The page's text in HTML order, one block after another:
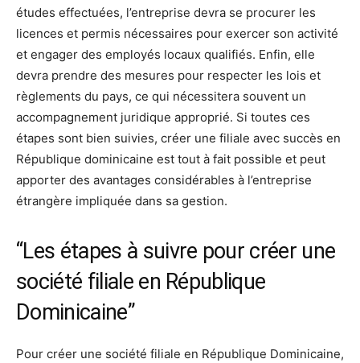
études effectuées, l’entreprise devra se procurer les
licences et permis nécessaires pour exercer son activité
et engager des employés locaux qualifiés. Enfin, elle
devra prendre des mesures pour respecter les lois et
règlements du pays, ce qui nécessitera souvent un
accompagnement juridique approprié. Si toutes ces
étapes sont bien suivies, créer une filiale avec succès en
République dominicaine est tout à fait possible et peut
apporter des avantages considérables à l’entreprise
étrangère impliquée dans sa gestion.
“Les étapes à suivre pour créer une
société filiale en République
Dominicaine”
Pour créer une société filiale en République Dominicaine,